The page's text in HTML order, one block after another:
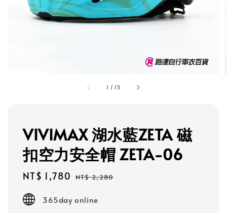
1 / 15
VIVIMAX 湖水藍ZETA 磁
扣空力安全帽 ZETA-06
Sale
NT$ 1,780 Regular
NT$ 2,280
365day online